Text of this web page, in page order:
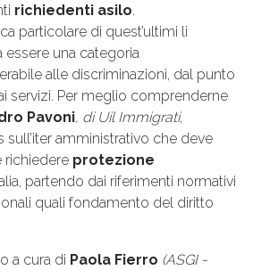
richiedenti asilo.
particolare di quest’ultimi li
una categoria
alle discriminazioni, dal punto
servizi. Per meglio comprenderne
Pavoni, di Uil Immigrati,
sull’iter amministrativo che deve
richiedere protezione
partendo dai riferimenti normativi
quali fondamento del diritto
a cura di Paola Fierro (ASGI -